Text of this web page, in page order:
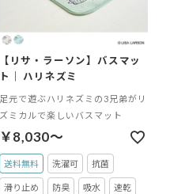
【リサ・ラーソン】バスマッ
ト｜ ハリネズミ
足元で遊ぶハリネズミの3兄弟がリ
ズミカルで楽しいバスマット
￥8,030～
送料無料 洗濯可 抗菌
滑り止め 防臭 吸水 速乾